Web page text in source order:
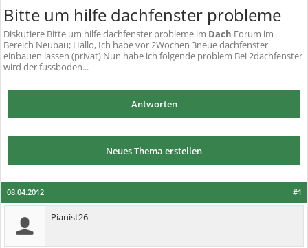
Bitte um hilfe dachfenster probleme
Diskutiere Bitte um hilfe dachfenster probleme im Dach Forum im
Bereich Neubau; Hallo, Ich habe vor 2Wochen 3neue dachfenster
einbauen lassen (privat) Nun habe ich folgende problem Bei 2dachfenster
wird der fussboden...
Antworten
Neues Thema erstellen
#1
08.04.2012
Pianist26